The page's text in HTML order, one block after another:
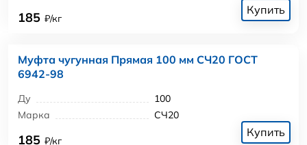
185 ₽/кг
Купить
Муфта чугунная Прямая 100 мм СЧ20 ГОСТ
6942-98
Ду
100
Марка
СЧ20
185 ₽/кг
Купить